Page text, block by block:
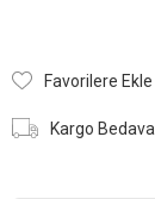
Favorilere Ekle
Kargo Bedava